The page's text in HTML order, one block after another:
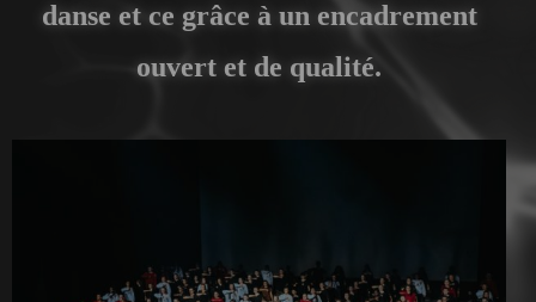
danse et ce grâce à un encadrement
ouvert et de qualité.